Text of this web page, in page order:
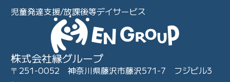
児童発達支援/放課後等デイサービス
株式会社縁グループ
〒251-0052 神奈川県藤沢市藤沢571-7 フジビル3